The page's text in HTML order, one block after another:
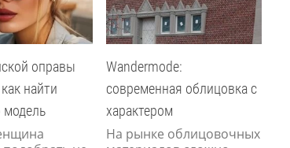
оправы
найти
модель
Wandermode:
современная облицовка с
характером
На рынке облицовочных